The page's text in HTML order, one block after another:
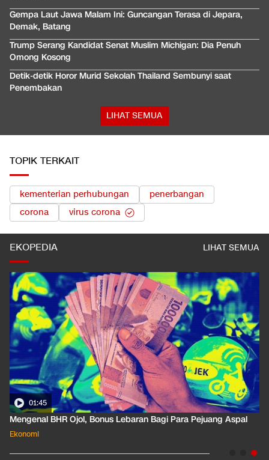
Gempa Laut Jawa Malam Ini: Guncangan Terasa di Jepara,
Demak, Batang
Trump Serang Kandidat Senat Muslim Michigan: Dia Penuh
Omong Kosong
Detik-detik Horor Murid Sekolah Thailand Sembunyi saat
Penembakan
LIHAT SEMUA
TOPIK TERKAIT
kementerian perhubungan
penerbangan
corona
virus corona
EKOPEDIA LIHAT SEMUA
01:45
Mengenal BHR Ojol, Bonus Lebaran Bagi Para Pejuang Aspal
Ekonomi